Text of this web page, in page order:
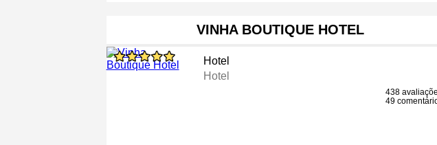
VINHA BOUTIQUE HOTEL
Hotel
Hotel
438
49